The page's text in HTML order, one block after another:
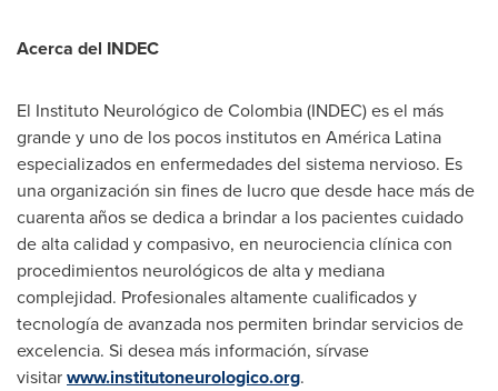
Acerca del INDEC
El Instituto Neurológico deColombia(INDEC) es el más
grande y uno de los pocos institutos en América Latina
especializados en enfermedades del sistema nervioso. Es
una organización sin fines de lucro que desde hace más de
cuarenta años se dedica a brindar a los pacientes cuidado
de alta calidad y compasivo, en neurociencia clínica con
procedimientos neurológicos de alta y mediana
complejidad. Profesionales altamente cualificados y
tecnología de avanzada nos permiten brindar servicios de
excelencia. Si desea más información, sírvase
visitarwww.institutoneurologico.org.